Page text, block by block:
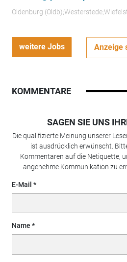
Oldenburg
weitere Jobs Anzeige
KOMMENTARE
SAGEN SIE UNS
Die qualifizierte Meinung unserer
ist ausdrücklich erwünscht.
Kommentaren auf die Netiquette,
angenehme Kommunikation zu
E-Mail
Name